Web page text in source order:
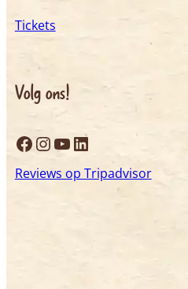
Tickets
Volg ons!
Facebook
Instagram
YouTube
LinkedIn
Reviews op Tripadvisor